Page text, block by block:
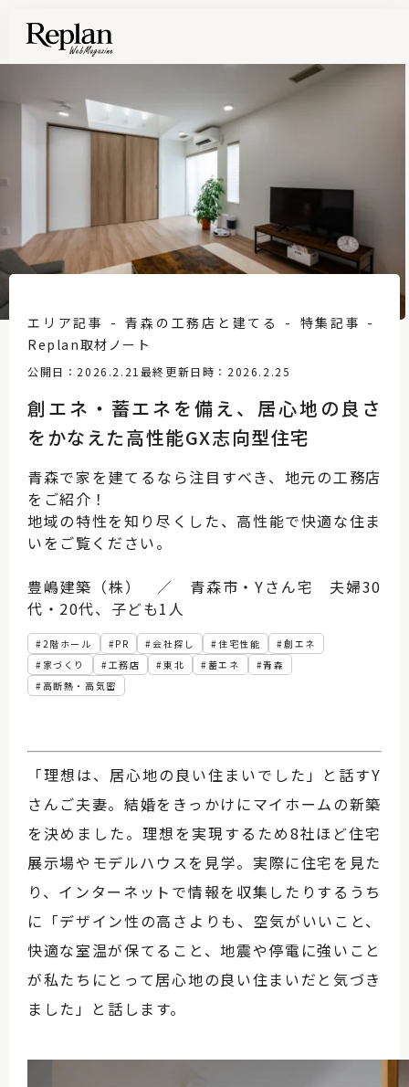
創エネ・蓄エネを備え、居心地の良さ
をかなえた高性能GX志向型住宅
公開日：2026.2.21 最終更新日時：2026.2.25
エリア記事 青森の工務店と建てる
特集記事
Replan取材ノート
2階ホール PR 会社探し 住宅性能
創エネ
家づくり
工務店 東北 蓄エネ
青森
高断熱・高気密
青森で家を建てるなら注目すべき、地元の工務店
をご紹介！
地域の特性を知り尽くした、高性能で快適な住ま
いをご覧ください。
豊嶋建築（株） ／ 青森市・Yさん宅 夫婦30
代・20代、子ども1人
「理想は、居心地の良い住まいでした」と話すY
さんご夫妻。結婚をきっかけにマイホームの新築
を決めました。理想を実現するため8社ほど住宅
展示場やモデルハウスを見学。実際に住宅を見た
り、インターネットで情報を収集したりするうち
に「デザイン性の高さよりも、空気がいいこと、
快適な室温が保てること、地震や停電に強いこと
が私たちにとって居心地の良い住まいだと気づき
ました」と話します。